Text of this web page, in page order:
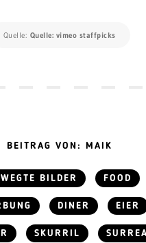
Quelle: Quelle: vimeo staffpicks
BEITRAG VON: MAIK
BILDER FOOD
DINER EIER
SKURRIL